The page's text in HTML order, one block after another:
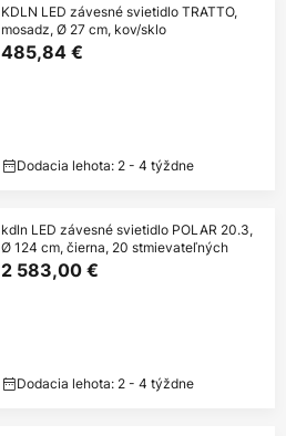
KDLN LED závesné svietidlo TRATTO,
mosadz, Ø 27 cm, kov/sklo
485,84 €
Dodacia lehota: 2 - 4 týždne
kdln LED závesné svietidlo POLAR 20.3,
Ø 124 cm, čierna, 20 stmievateľných
2 583,00 €
Dodacia lehota: 2 - 4 týždne